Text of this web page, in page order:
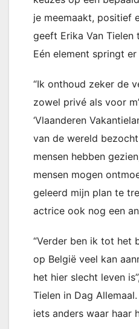
je meemaakt, positief
geeft Erika Van Tielen
Eén element springt
“Ik onthoud zeker de
zowel privé als voor
‘Vlaanderen
van de wereld
mensen hebben
mensen mogen
geleerd mijn plan te
actrice ook nog een
“Verder ben ik tot het
op België veel kan
het hier slecht leven
Tielen in Dag
iets anders waar haar